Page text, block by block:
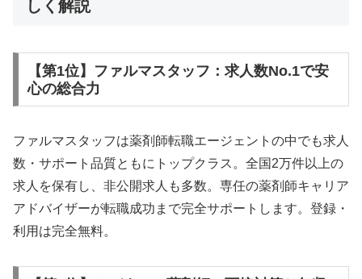
しく解説
【第1位】ファルマスタッフ：求人数No.1で安
心の総合力
ファルマスタッフは薬剤師転職エージェントの中でも求人
数・サポート品質ともにトップクラス。全国2万件以上の
求人を保有し、非公開求人も多数。専任の薬剤師キャリア
アドバイザーが転職成功まで完全サポートします。登録・
利用は完全無料。